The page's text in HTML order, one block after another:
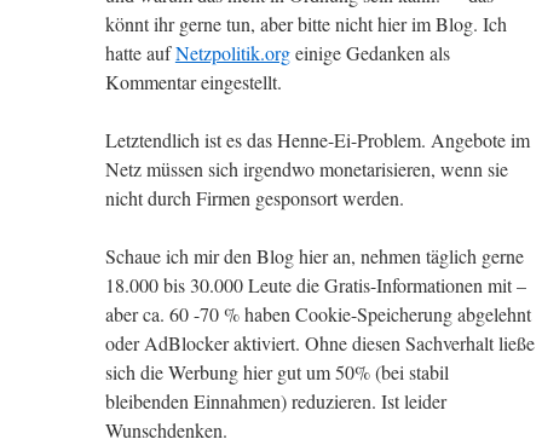
könnt ihr gerne tun, aber bitte nicht hier im Blog. Ich
hatte aufNetzpolitik.orgeinige Gedanken als
Kommentar eingestellt.
Letztendlich ist es das Henne-Ei-Problem. Angebote im
Netz müssen sich irgendwo monetarisieren, wenn sie
nicht durch Firmen gesponsort werden.
Schaue ich mir den Blog hier an, nehmen täglich gerne
18.000 bis 30.000 Leute die Gratis-Informationen mit –
aber ca. 60 -70 % haben Cookie-Speicherung abgelehnt
oder AdBlocker aktiviert. Ohne diesen Sachverhalt ließe
sich die Werbung hier gut um 50% (bei stabil
bleibenden Einnahmen) reduzieren. Ist leider
Wunschdenken.